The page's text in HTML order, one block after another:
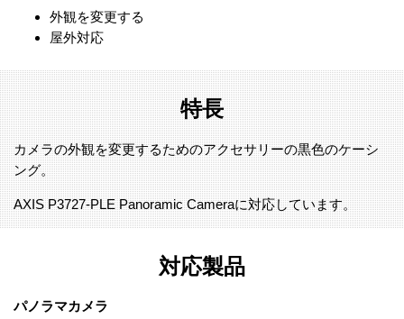
外観を変更する
屋外対応
特長
カメラの外観を変更するためのアクセサリーの黒色のケーシ
ング。
AXIS P3727-PLE Panoramic Cameraに対応しています。
対応製品
パノラマカメラ